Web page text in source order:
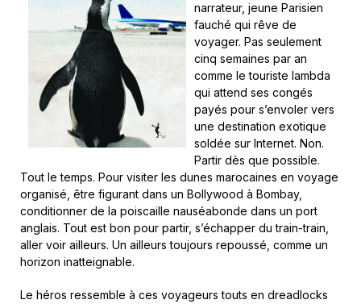
narrateur, jeune Parisien
fauché qui rêve de
voyager. Pas seulement
cinq semaines par an
comme le touriste lambda
qui attend ses congés
payés pour s’envoler vers
une destination exotique
soldée sur Internet. Non.
Partir dès que possible.
Tout le temps. Pour visiter les dunes marocaines en voyage
organisé, être figurant dans un Bollywood à Bombay,
conditionner de la poiscaille nauséabonde dans un port
anglais. Tout est bon pour partir, s’échapper du train-train,
aller voir ailleurs. Un ailleurs toujours repoussé, comme un
horizon inatteignable.
Le héros ressemble à ces voyageurs touts en dreadlocks